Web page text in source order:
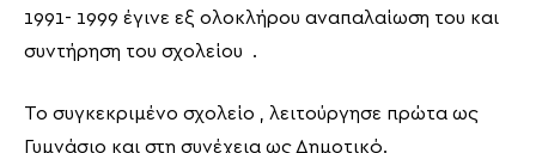
1991- 1999 έγινε εξ ολοκλήρου αναπαλαίωση του και
συντήρηση του σχολείου .
Το συγκεκριμένο σχολείο , λειτούργησε πρώτα ως
Γυμνάσιο και στη συνέχεια ως Δημοτικό.